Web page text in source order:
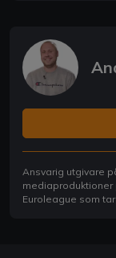
Ansvarig utgivare
mediaproduktioner
Euroleague som